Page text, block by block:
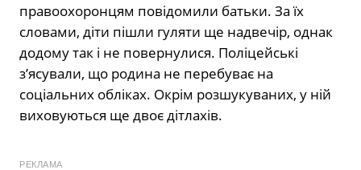
правоохоронцям повідомили батьки. За їх
словами, діти пішли гуляти ще надвечір, однак
додому так і не повернулися. Поліцейські
з’ясували, що родина не перебуває на
соціальних обліках. Окрім розшукуваних, у ній
виховуються ще двоє дітлахів.
РЕКЛАМА